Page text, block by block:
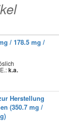
/ 178.5 mg /
k.a.
Herstellung
(350.7 mg /